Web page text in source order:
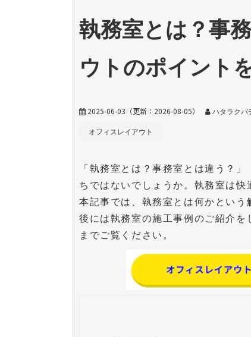
執務室とは？事
ウトのポイント
2025-06-03 （更新： 2026-08-05） ハタラクバ
オフィスレイアウト
「執務室とは？事務室とは違う？
ちではないでしょうか。執務室は快
本記事では、執務室とは何かとい
後には執務室の施工事例のご紹介
までご覧ください。